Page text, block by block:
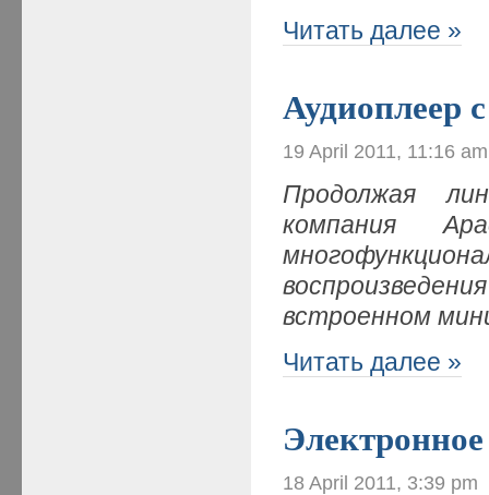
Читать далее »
Аудиоплеер
19 April 2011, 11:16 am
Продолжая
компания
встроенном
Читать далее »
18 April 2011, 3:39 pm